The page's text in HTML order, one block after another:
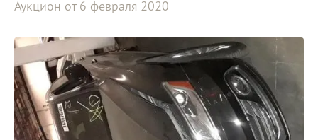
Аукцион от 6 февраля 2020